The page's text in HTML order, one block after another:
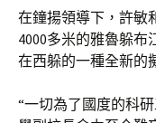
在鐘揚領導下，許敏
4000多米的雅魯躲布
在西躲的一種全新的
“一切為了國度的科